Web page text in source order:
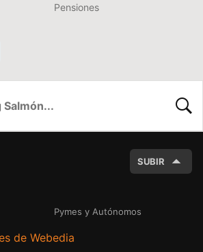
Pensiones
SUBIR
Pymes y Autónomos
de Webedia